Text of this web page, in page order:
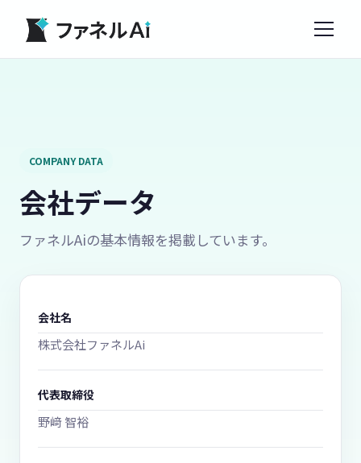
COMPANY DATA
会社データ
ファネルAiの基本情報を掲載しています。
会社名
株式会社ファネルAi
代表取締役
野﨑 智裕